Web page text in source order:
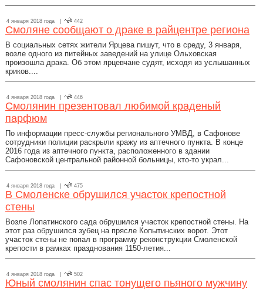
4 января 2018 года | 442
Смоляне сообщают о драке в райцентре региона
В социальных сетях жители Ярцева пишут, что в среду, 3 января,
возле одного из питейных заведений на улице Ольховская
произошла драка. Об этом ярцевчане судят, исходя из услышанных
криков....
4 января 2018 года | 446
Смолянин презентовал любимой краденый
парфюм
По информации пресс-службы регионального УМВД, в Сафонове
сотрудники полиции раскрыли кражу из аптечного пункта. В конце
2016 года из аптечного пункта, расположенного в здании
Сафоновской центральной районной больницы, кто-то украл...
4 января 2018 года | 475
В Смоленске обрушился участок крепостной
стены
Возле Лопатинского сада обрушился участок крепостной стены. На
этот раз обрушился зубец на прясле Копытинских ворот. Этот
участок стены не попал в программу реконструкции Смоленской
крепости в рамках празднования 1150-летия...
4 января 2018 года | 502
Юный смолянин спас тонущего пьяного мужчину